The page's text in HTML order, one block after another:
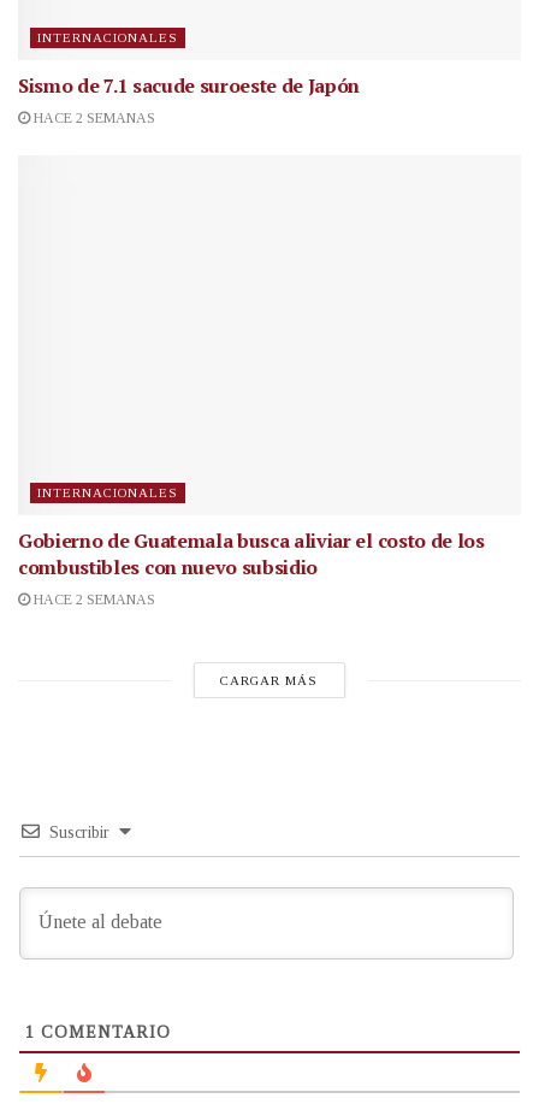
INTERNACIONALES
Sismo de 7.1 sacude suroeste de Japón
HACE 2 SEMANAS
INTERNACIONALES
Gobierno de Guatemala busca aliviar el costo de los
combustibles con nuevo subsidio
HACE 2 SEMANAS
CARGAR MÁS
Suscribir
1 COMENTARIO